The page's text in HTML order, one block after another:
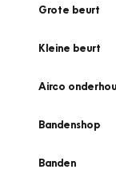
Grote beurt
Kleine beurt
Airco
Bandenshop
Banden